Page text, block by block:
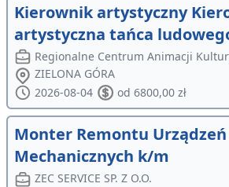
Kierownik artystyczny
artystyczna tańca
Regionalne Centrum Animacji
ZIELONA GÓRA
2026-08-04
od 6800,00 zł
Monter Remontu
Mechanicznych k/m
ZEC SERVICE SP. Z O.O.